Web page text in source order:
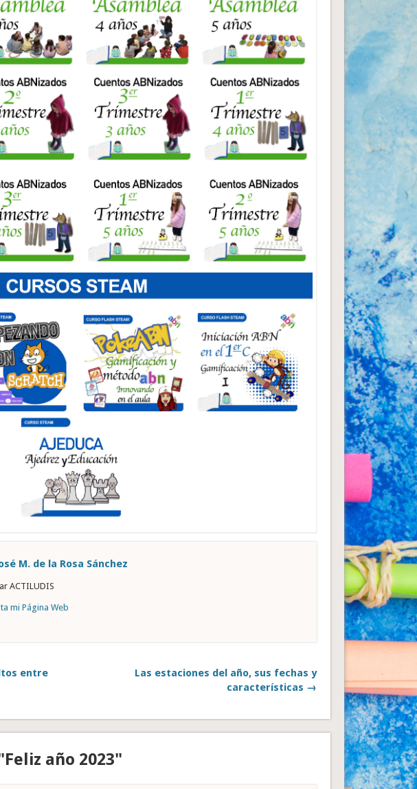
M. de la Rosa Sánchez
ACTILUDIS
mi Página Web
entre
Las estaciones del año, sus fechas y
características →
año 2023"